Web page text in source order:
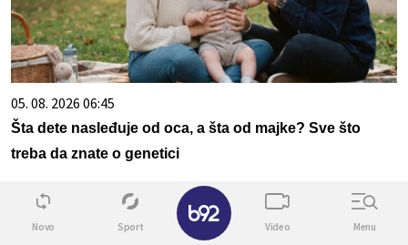
05. 08. 2026 06:45
Šta dete nasleđuje od oca, a šta od majke? Sve što
treba da znate o genetici
Novo Sport Video Menu
✕